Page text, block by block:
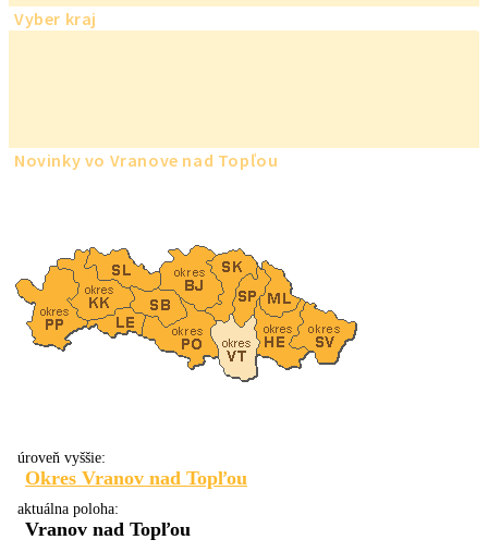
Vyber kraj
Novinky vo Vranove nad Topľou
úroveň vyššie:
Okres Vranov nad Topľou
aktuálna poloha:
Vranov nad Topľou